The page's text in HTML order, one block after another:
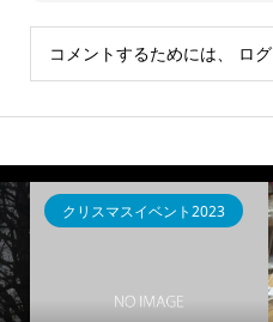
コメントするためには、 ロ
クリスマスイベント2023